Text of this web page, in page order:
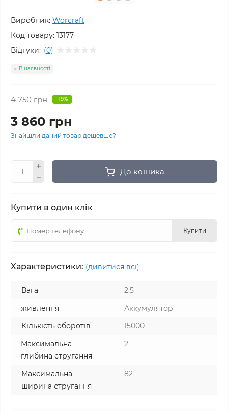
Виробник: Worcraft
Код товару: 13177
Відгуки: (0)
В наявності
4 750 грн -19%
3 860 грн
Знайшли даний товар дешевше?
До кошика
Купити в один клік
Купити
Характеристики: (дивитися всі)
Вага
2.5
живлення
Аккумулятор
Кількість оборотів
15000
Максимальна
глибина стругання
2
Максимальна
ширина стругання
82